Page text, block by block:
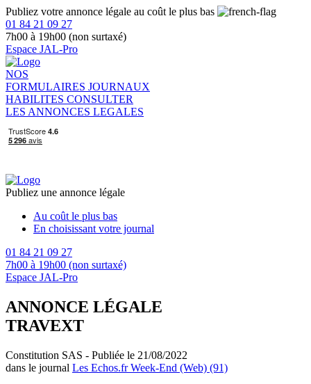
Publiez votre annonce légale au coût le plus bas
01 84 21 09 27
7h00 à 19h00 (non surtaxé)
Espace JAL-Pro
NOS
FORMULAIRES JOURNAUX
HABILITES CONSULTER
LES ANNONCES LEGALES
Publiez une annonce légale
Au coût le plus bas
En choisissant votre journal
01 84 21 09 27
7h00 à 19h00 (non surtaxé)
Espace JAL-Pro
ANNONCE LÉGALE
TRAVEXT
Constitution SAS - Publiée le 21/08/2022
dans le journal Les Echos.fr Week-End (Web) (91)